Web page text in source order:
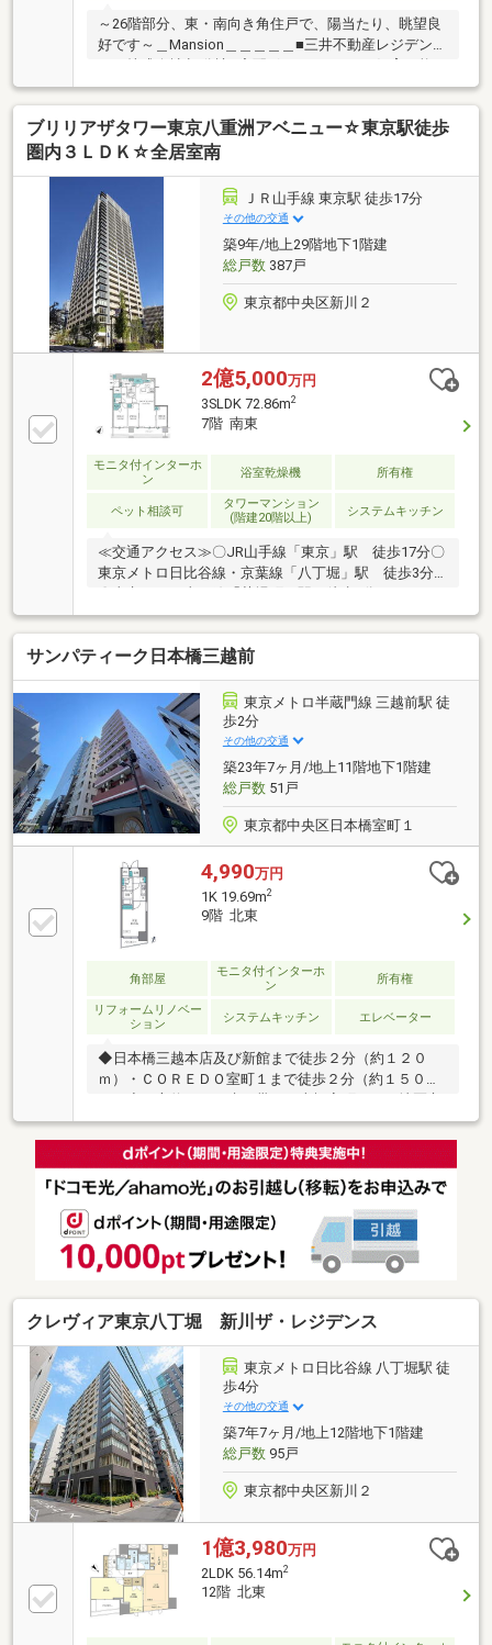
～26階部分、東・南向き角住戸で、陽当たり、眺望良
好です～＿Mansion＿＿＿＿＿■三井不動産レジデンシ
（細則有)■24時間有人管理■各フロアにダストステー
ション設置■1階部分コンシェルジュサービス■来客用
駐車場3台＿共用施設＿＿＿＿＿1階部分 スーパー デ
リド 機械式駐車場 ペット足洗い場2
キッズルーム パーティルーム3階部分 駐輪
場23階部分 リバービューラウンジ オーナー
ズスイート36階部分 スカイガーデン
ブリリアザタワー東京八重洲アベニュー☆東京駅徒歩
圏内３ＬＤＫ☆全居室南
ＪＲ山手線 東京駅 徒歩17分
その他の交通
築9年/地上29階地下1階建
総戸数387戸
東京都中央区新川２
2億5,000万円
3SLDK 72.86m2
7階 南東
モニタ付インターホ
ン
浴室乾燥機 所有権
ペット相談可
タワーマンション
(階建20階以上)
システムキッチン
≪交通アクセス≫〇JR山手線「東京」駅 徒歩17分〇
東京メトロ日比谷線・京葉線「八丁堀」駅 徒歩3分
メポイント≫◇超高層免震タワーマンション◇八重洲
に君臨するラグジュアリーレジデンス◇駅徒歩7分以
内に3路線利用可能につき交通アクセス良好◇南東向
きにつき日当り良好◇専有面積７０㎡超◇総戸数387
戸◇ホテルライクな共有施設充実※一部有償（スカイ
ラウンジ、パーティーラウンジ、バーカウンター、ラ
イブラリーラウンジ等）◇東京建物不動産旧分譲、東
京建物アメニティサポート管理
サンパティーク日本橋三越前
東京メトロ半蔵門線 三越前駅 徒
歩2分
その他の交通
築23年7ヶ月/地上11階地下1階建
総戸数51戸
東京都中央区日本橋室町１
4,990万円
1K 19.69m2
9階 北東
角部屋
モニタ付インターホ
ン
所有権
リフォームリノベー
ション
システムキッチン エレベーター
◆日本橋三越本店及び新館まで徒歩２分（約１２０
ｍ）・ＣＯＲＥＤＯ室町１まで徒歩２分（約１５０
街地再開発事業地（令和８年度着工、令和１３年度完
工予定） ◆平成15年築、鹿島建設施工◆下町情緒漂う
ノスタルジックな横丁に囲まれた一角に立地◆小規模
事務所使用相談可、店舗使用不可、ペット飼育相談可
6月大規模修繕工事済み◆インターネット（組合一括
加入、利用料管理費に含む）◆オートロック、宅配ボ
ックス、屋内ゴミ置場＆自転車置場、追焚き機能付バ
クレヴィア東京八丁堀 新川ザ・レジデンス
東京メトロ日比谷線 八丁堀駅 徒
歩4分
その他の交通
築7年7ヶ月/地上12階地下1階建
総戸数95戸
東京都中央区新川２
1億3,980万円
2LDK 56.14m2
12階 北東